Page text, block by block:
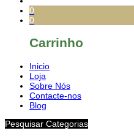
0
0
Carrinho
Inicio
Loja
Sobre Nós
Contacte-nos
Blog
Pesquisar Categorias